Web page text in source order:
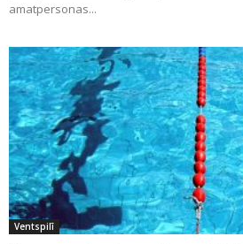
amatpersonas...
Ventspilī